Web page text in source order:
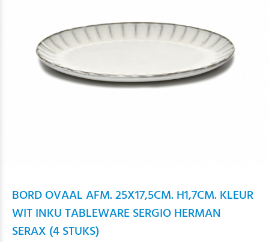
BORD OVAAL AFM. 25X17,5CM. H1,7CM. KLEUR
WIT INKU TABLEWARE SERGIO HERMAN
SERAX (4 STUKS)